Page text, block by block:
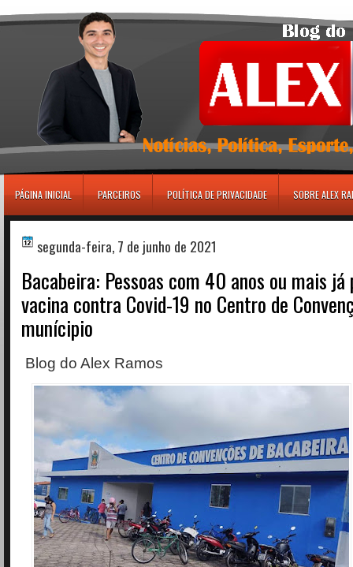
PÁGINA INICIAL PARCEIROS POLÍTICA DE PRIVACIDADE SOBRE ALEX
segunda-feira, 7 de junho de 2021
Bacabeira: Pessoas com 40 anos ou mais
vacina contra Covid-19 no Centro de
munícipio
Blog do Alex Ramos